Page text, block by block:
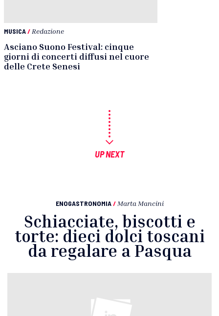
MUSICA/ Redazione
Asciano Suono Festival: cinque
giorni di concerti diffusi nel cuore
delle Crete Senesi
UP NEXT
ENOGASTRONOMIA / Marta Mancini
Schiacciate, biscotti e
torte: dieci dolci toscani
da regalare a Pasqua